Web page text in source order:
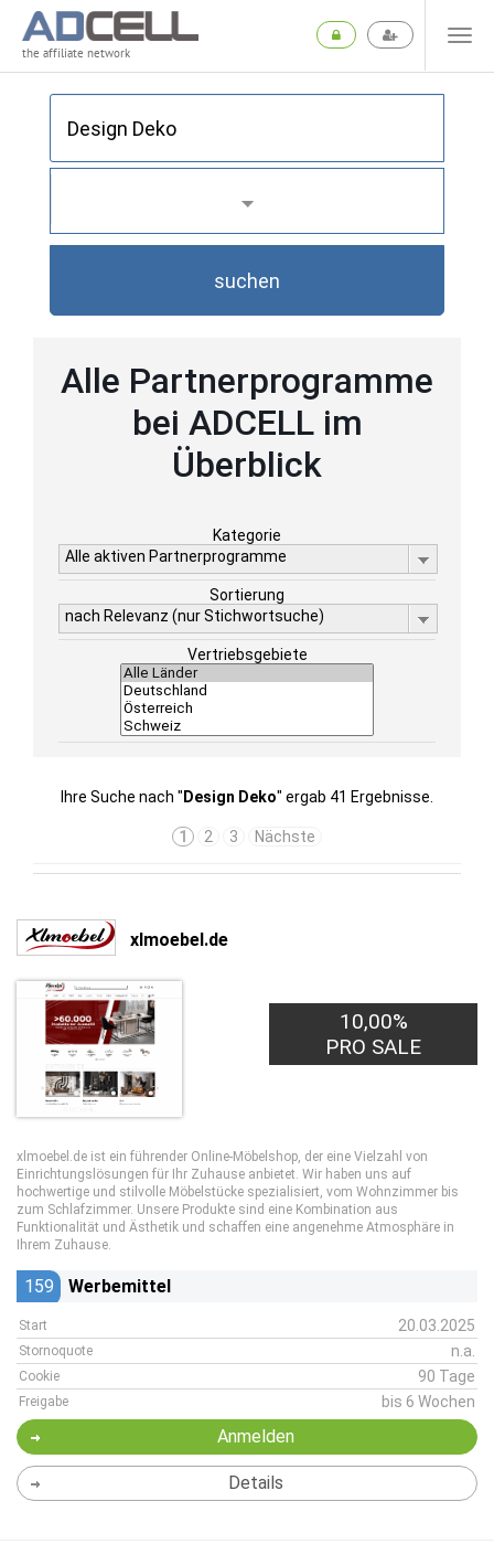
the affiliate network
suchen
Alle Partnerprogramme
bei ADCELL im
Überblick
Kategorie
Alle aktiven Partnerprogramme
Sortierung
nach Relevanz (nur Stichwortsuche)
Vertriebsgebiete
Ihre Suche nach " Design Deko" ergab 41 Ergebnisse.
1 2 3 Nächste
xlmoebel.de
10,00%
PRO SALE
xlmoebel.de ist ein führender Online-Möbelshop, der eine Vielzahl von
Einrichtungslösungen für Ihr Zuhause anbietet. Wir haben uns auf
hochwertige und stilvolle Möbelstücke spezialisiert, vom Wohnzimmer bis
zum Schlafzimmer. Unsere Produkte sind eine Kombination aus
Funktionalität und Ästhetik und schaffen eine angenehme Atmosphäre in
Ihrem Zuhause.
159 Werbemittel
Start 20.03.2025
Stornoquote n.a.
Cookie 90 Tage
Freigabe bis 6 Wochen
Anmelden
Details